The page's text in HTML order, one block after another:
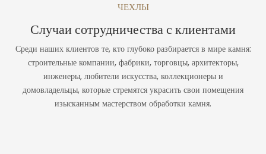
ЧЕХЛЫ
Случаи сотрудничества с клиентами
Среди наших клиентов те, кто глубоко разбирается в мире камня:
строительные компании, фабрики, торговцы, архитекторы,
инженеры, любители искусства, коллекционеры и
домовладельцы, которые стремятся украсить свои помещения
изысканным мастерством обработки камня.